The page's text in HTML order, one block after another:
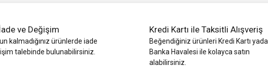
ve Değişim
kalmadığınız ürünlerde iade
talebinde bulunabilirsiniz.
Kredi Kartı ile Taksitli Alışveriş
Beğendiğiniz ürünleri Kredi Kartı yada
Banka Havalesi ile kolayca satın
alabilirsiniz.